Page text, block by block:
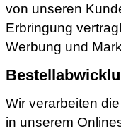
von unseren
Erbringung
Werbung und
Wir verarbeiten
in unserem